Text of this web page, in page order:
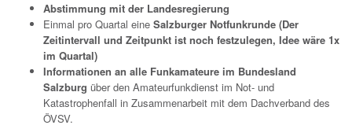
Abstimmung mit der Landesregierung
Einmal pro Quartal eine Salzburger Notfunkrunde (Der
Zeitintervall und Zeitpunkt ist noch festzulegen, Idee wäre 1x
im Quartal)
Informationen an alle Funkamateure im Bundesland
Salzburg über den Amateurfunkdienst im Not- und
Katastrophenfall in Zusammenarbeit mit dem Dachverband des
ÖVSV.